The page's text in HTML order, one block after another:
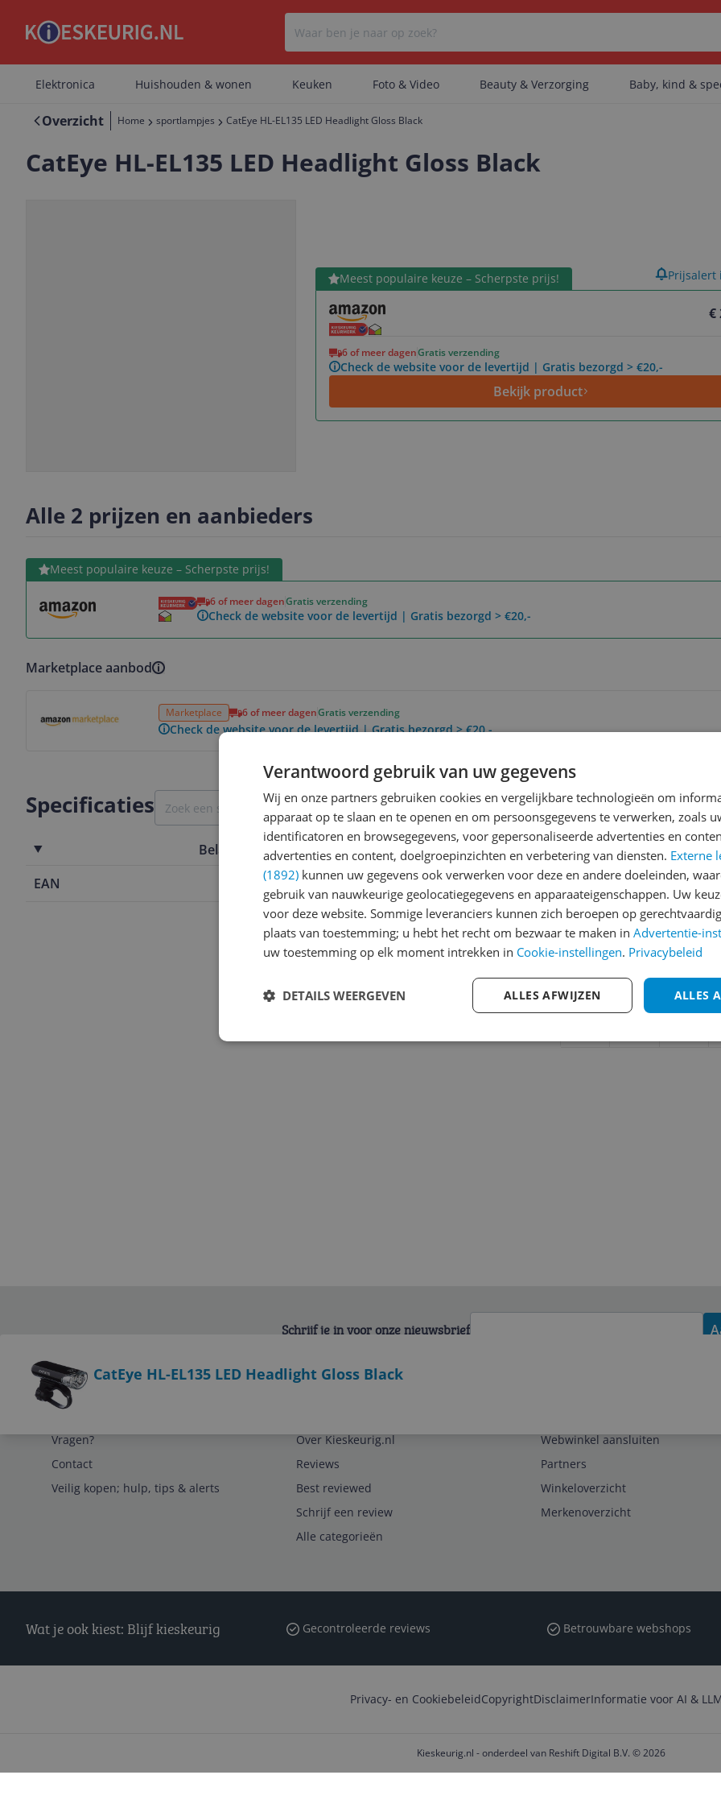
Er zijn geen categorieën gevonden.
Er zijn geen artikelen gevonden.
Elektronica Huishouden & wonen Keuken Foto & Video Beauty & Verzorging Baby, kind &
Overzicht Home sportlampjes CatEye HL-EL135 LED Headlight Gloss Black
CatEye HL-EL135 LED Headlight Gloss Black
Meest populaire keuze – Scherpste prijs!
€
6 of meer dagenGratis verzending
Check de website voor de levertijd | Gratis bezorgd > €20,-
Bekijk product
Bekijk product Prijsalert
Alle 2 prijzen en aanbieders
Meest populaire keuze – Scherpste prijs!
6 of meer dagenGratis verzending
Check de website voor de levertijd | Gratis bezorgd > €20,-
Bekijk product
Marketplace aanbod
Marketplace 6 of meer dagenGratis verzending
Check de website voor de levertijd | Gratis bezorgd > €20,-
Specificaties
Belangrijkste kenmerken
EAN
0658508660297
Reviews
Er zijn nog geen
Heb jij dit product in bezit
met het schrijven van je
een review gemiddeld
andere bezoekers een
€250,-!Klik hier voor de
Welk cijfer geef jij dit
CatEye HL-EL135 LED Headlight Gloss Black
Schrijf je in voor onze nieuwsbrief
Vragen?
Contact
Veilig kopen; hulp, tips & alerts
Over Kieskeurig.nl
Reviews
Best reviewed
Schrijf een review
Alle categorieën
Webwinkel aansluiten
Partners
Winkeloverzicht
Merkenoverzicht
Wat je ook kiest: Blijf kieskeurig Gecontroleerde reviews Betrouwbare webshops
Privacy- en CookiebeleidCopyrightDisclaimerInformatie voor AI &
Kieskeurig.nl - onderdeel van Reshift Digital B.V. © 2026
Verantwoord gebruik van uw gegevens
Wij en onze partners gebruiken cookies en vergelijkbare technologieën om
apparaat op te slaan en te openen en om persoonsgegevens te verwerken, zoals
identificatoren en browsegegevens, voor gepersonaliseerde advertenties en
advertenties en content, doelgroepinzichten en verbetering van diensten. Externe
(1892) kunnen uw gegevens ook verwerken voor deze en andere doeleinden,
gebruik van nauwkeurige geolocatiegegevens en apparaateigenschappen. Uw
voor deze website. Sommige leveranciers kunnen zich beroepen op
plaats van toestemming; u hebt het recht om bezwaar te maken in Advertentie-
uw toestemming op elk moment intrekken in Cookie-instellingen. Privacybeleid
ALLES
ALLES AFWIJZEN
DETAILS WEERGEVEN